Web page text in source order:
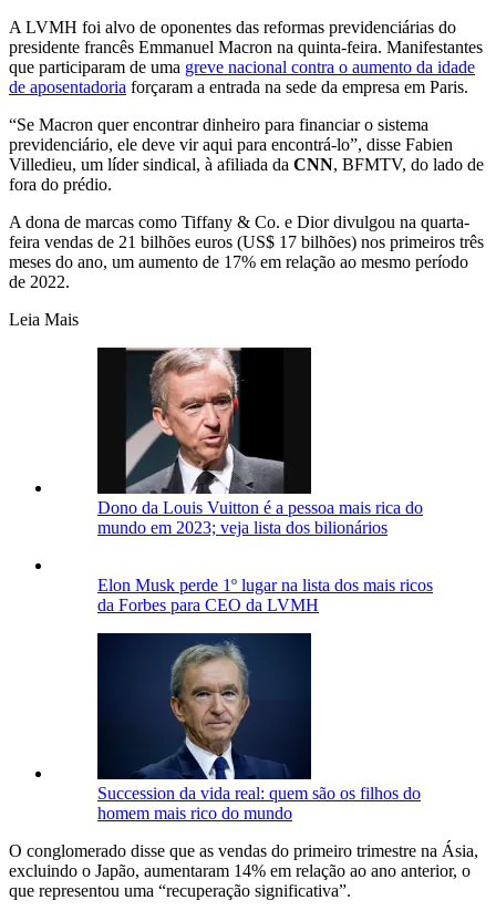
A LVMH foi alvo de oponentes das reformas previdenciárias do
presidente francês Emmanuel Macron na quinta-feira. Manifestantes
que participaram de uma greve nacional contra o aumento da idade
de aposentadoria forçaram a entrada na sede da empresa em Paris.
“Se Macron quer encontrar dinheiro para financiar o sistema
previdenciário, ele deve vir aqui para encontrá-lo”, disse Fabien
Villedieu, um líder sindical, à afiliada da CNN, BFMTV, do lado de
fora do prédio.
A dona de marcas como Tiffany & Co. e Dior divulgou na quarta-
feira vendas de 21 bilhões euros (US$ 17 bilhões) nos primeiros três
meses do ano, um aumento de 17% em relação ao mesmo período
de 2022.
Leia Mais
Dono da Louis Vuitton é a pessoa mais rica do
mundo em 2023; veja lista dos bilionários
Elon Musk perde 1º lugar na lista dos mais ricos
da Forbes para CEO da LVMH
Succession da vida real: quem são os filhos do
homem mais rico do mundo
O conglomerado disse que as vendas do primeiro trimestre na Ásia,
excluindo o Japão, aumentaram 14% em relação ao ano anterior, o
que representou uma “recuperação significativa”.